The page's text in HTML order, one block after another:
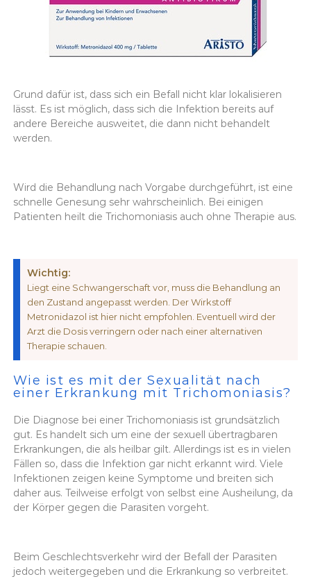
Grund dafür ist, dass sich ein Befall nicht klar lokalisieren
lässt. Es ist möglich, dass sich die Infektion bereits auf
andere Bereiche ausweitet, die dann nicht behandelt
werden.
Wird die Behandlung nach Vorgabe durchgeführt, ist eine
schnelle Genesung sehr wahrscheinlich. Bei einigen
Patienten heilt die Trichomoniasis auch ohne Therapie aus.
Wichtig:
Liegt eine Schwangerschaft vor, muss die Behandlung an
den Zustand angepasst werden. Der Wirkstoff
Metronidazol ist hier nicht empfohlen. Eventuell wird der
Arzt die Dosis verringern oder nach einer alternativen
Therapie schauen.
Wie ist es mit der Sexualität nach
einer Erkrankung mit Trichomoniasis?
Die Diagnose bei einer Trichomoniasis ist grundsätzlich
gut. Es handelt sich um eine der sexuell übertragbaren
Erkrankungen, die als heilbar gilt. Allerdings ist es in vielen
Fällen so, dass die Infektion gar nicht erkannt wird. Viele
Infektionen zeigen keine Symptome und breiten sich
daher aus. Teilweise erfolgt von selbst eine Ausheilung, da
der Körper gegen die Parasiten vorgeht.
Beim Geschlechtsverkehr wird der Befall der Parasiten
jedoch weitergegeben und die Erkrankung so verbreitet.